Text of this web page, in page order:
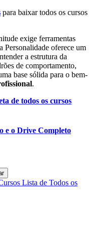
para baixar todos os cursos
exige ferramentas
Personalidade oferece um
a estrutura da
de comportamento,
base sólida para o bem-
.
de todos os cursos
e o Drive Completo
Lista de Todos os